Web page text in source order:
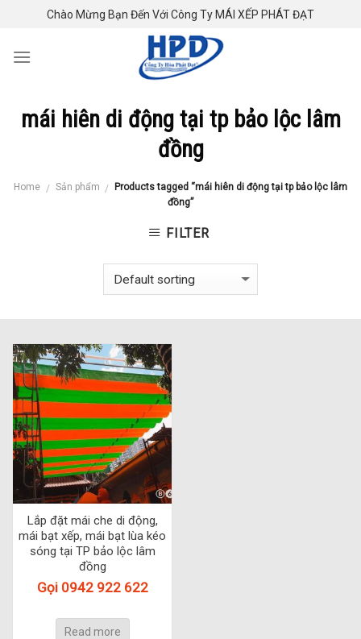
content
Chào Mừng Bạn Đến Với Công Ty MÁI XẾP PHÁT ĐẠT
mái hiên di động tại tp bảo lộc lâm
đồng
Home / Sản phẩm /
Products tagged “mái hiên di động tại tp bảo lộc lâm
đồng”
FILTER
Lắp đặt mái che di động,
mái bạt xếp, mái bạt lùa kéo
sóng tại TP bảo lộc lâm
đồng
Gọi 0942 922 622
Read more